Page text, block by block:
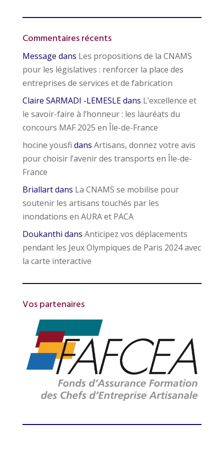
Commentaires récents
Message dans Les propositions de la CNAMS
pour les législatives : renforcer la place des
entreprises de services et de fabrication
Claire SARMADI -LEMESLEdans L’excellence et
le savoir-faire à l’honneur : les lauréats du
concours MAF 2025 en Île-de-France
hocine yousfi dans Artisans, donnez votre avis
pour choisir l’avenir des transports en Île-de-
France
Briallartdans La CNAMS se mobilise pour
soutenir les artisans touchés par les
inondations en AURA et PACA
Doukanthi dans Anticipez vos déplacements
pendant les Jeux Olympiques de Paris 2024 avec
la carte interactive
Vos partenaires